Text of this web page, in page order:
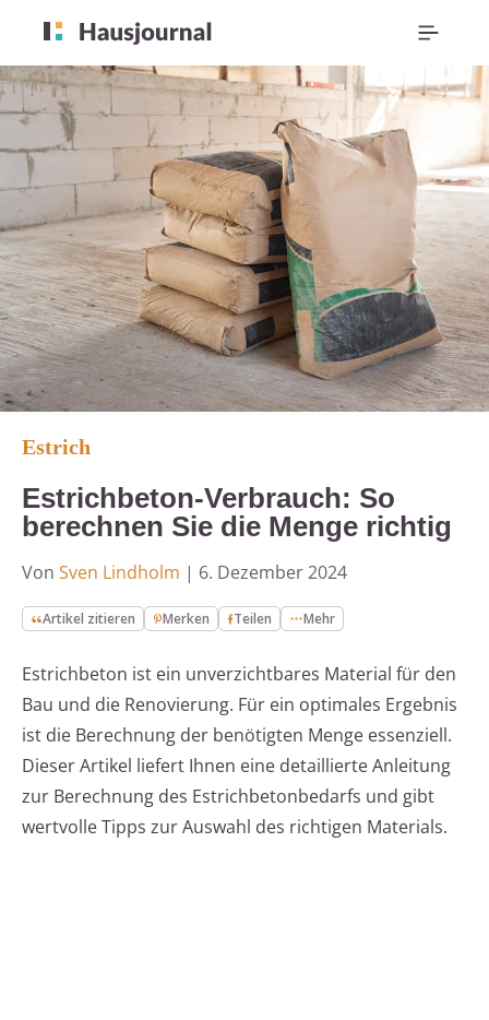
Estrich
Estrichbeton-Verbrauch: So
berechnen Sie die Menge richtig
Von Sven Lindholm | 6. Dezember 2024
Artikel zitieren Merken Teilen Mehr
Estrichbeton ist ein unverzichtbares Material für den
Bau und die Renovierung. Für ein optimales Ergebnis
ist die Berechnung der benötigten Menge essenziell.
Dieser Artikel liefert Ihnen eine detaillierte Anleitung
zur Berechnung des Estrichbetonbedarfs und gibt
wertvolle Tipps zur Auswahl des richtigen Materials.